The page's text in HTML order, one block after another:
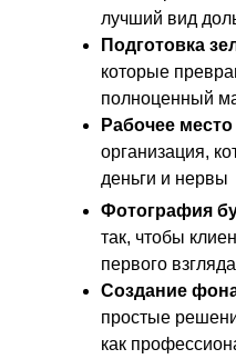
лучший вид
Подготовка
которые
полноценный
Рабочее
организация,
деньги и нервы
Фотография
так, чтобы
первого взгляда
Создание
простые
как